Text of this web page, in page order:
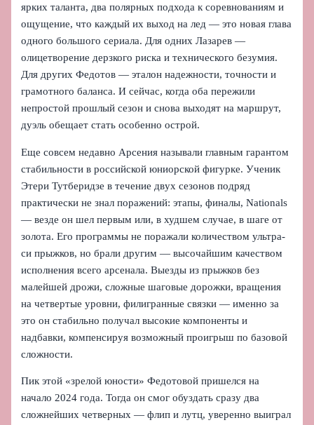
ярких таланта, два полярных подхода к соревнованиям и
ощущение, что каждый их выход на лед — это новая глава
одного большого сериала. Для одних Лазарев —
олицетворение дерзкого риска и технического безумия.
Для других Федотов — эталон надежности, точности и
грамотного баланса. И сейчас, когда оба пережили
непростой прошлый сезон и снова выходят на маршрут,
дуэль обещает стать особенно острой.
Еще совсем недавно Арсения называли главным гарантом
стабильности в российской юниорской фигурке. Ученик
Этери Тутберидзе в течение двух сезонов подряд
практически не знал поражений: этапы, финалы, Nationals
— везде он шел первым или, в худшем случае, в шаге от
золота. Его программы не поражали количеством ультра-
си прыжков, но брали другим — высочайшим качеством
исполнения всего арсенала. Выезды из прыжков без
малейшей дрожи, сложные шаговые дорожки, вращения
на четвертые уровни, филигранные связки — именно за
это он стабильно получал высокие компоненты и
надбавки, компенсируя возможный проигрыш по базовой
сложности.
Пик этой «зрелой юности» Федотовой пришелся на
начало 2024 года. Тогда он смог обуздать сразу два
сложнейших четверных — флип и лутц, уверенно выиграл